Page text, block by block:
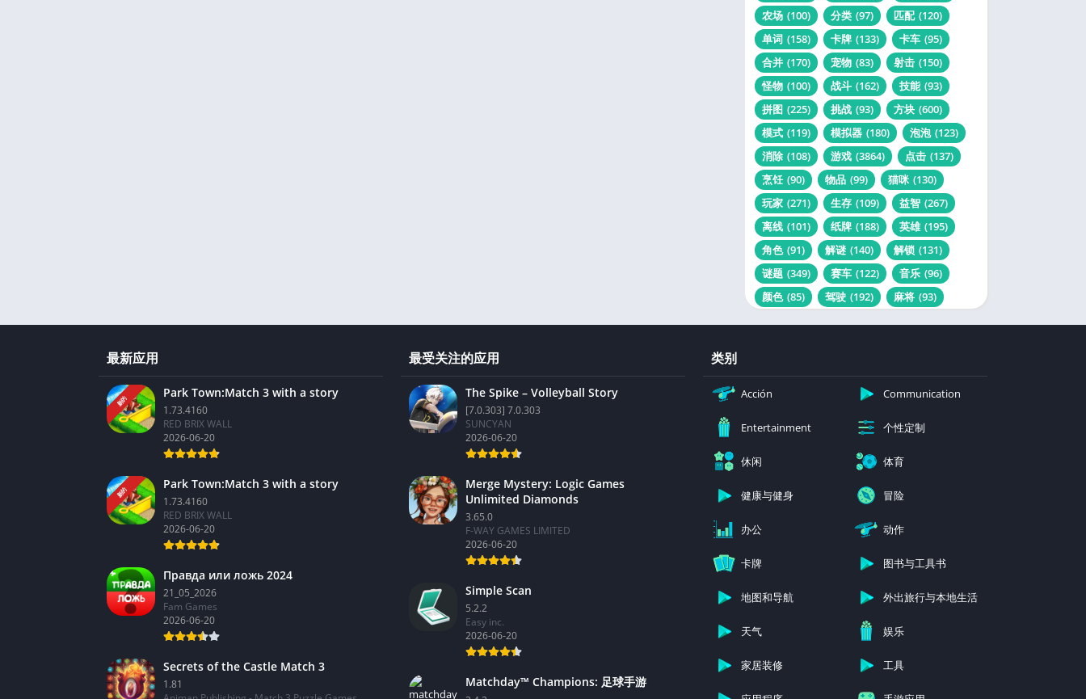
农场 (100) 分类 (97) 匹配 (120)
单词 (158) 卡牌 (133) 卡车 (95)
合并 (170) 宠物 (83) 射击 (150)
怪物 (100) 战斗 (162) 技能 (93)
拼图 (225) 挑战 (93) 方块 (600)
模式 (119) 模拟器 (180) 泡泡 (123)
消除 (108) 游戏 (3864) 点击 (137)
烹饪 (90) 物品 (99) 猫咪 (130)
玩家 (271) 生存 (109) 益智 (267)
离线 (101) 纸牌 (188) 英雄 (195)
角色 (91) 解谜 (140) 解锁 (131)
谜题 (349) 赛车 (122) 音乐 (96)
颜色 (85) 驾驶 (192) 麻将 (93)
最新应用
新的
Park Town:Match 3 with a story
1.73.4160
RED BRIX WALL
2026-06-20
新的
Park Town:Match 3 with a story
1.73.4160
RED BRIX WALL
2026-06-20
Правда или ложь 2024
21_05_2026
Fam Games
2026-06-20
Secrets of the Castle Match 3
1.81
最受关注的应用
The Spike – Volleyball Story
[7.0.303] 7.0.303
SUNCYAN
2026-06-20
Merge Mystery: Logic Games
Unlimited Diamonds
3.65.0
F-WAY GAMES LIMITED
2026-06-20
Simple Scan
5.2.2
Easy inc.
2026-06-20
Matchday™ Champions: 足球手游
类别
Acción Communication
Entertainment 个性定制
休闲 体育
健康与健身 冒险
办公 动作
卡牌 图书与工具书
地图和导航 外出旅行与本地生活
天气 娱乐
家居装修 工具